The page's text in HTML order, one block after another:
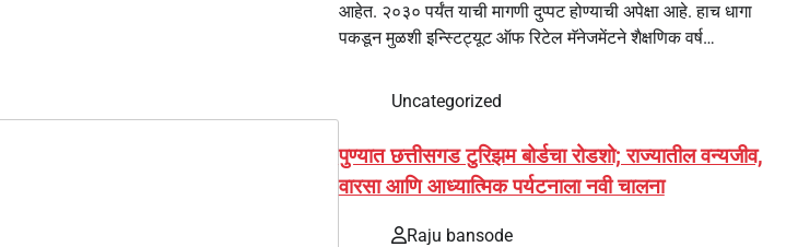
आहेत. २०३० पर्यंत याची मागणी दुप्पट होण्याची अपेक्षा आहे. हाच धागा
पकडून मुळशी इन्स्टिट्यूट ऑफ रिटेल मॅनेजमेंटने शैक्षणिक वर्ष…
Uncategorized
पुण्यात छत्तीसगड टुरिझम बोर्डचा रोडशो; राज्यातील वन्यजीव,
वारसा आणि आध्यात्मिक पर्यटनाला नवी चालना
Raju bansode